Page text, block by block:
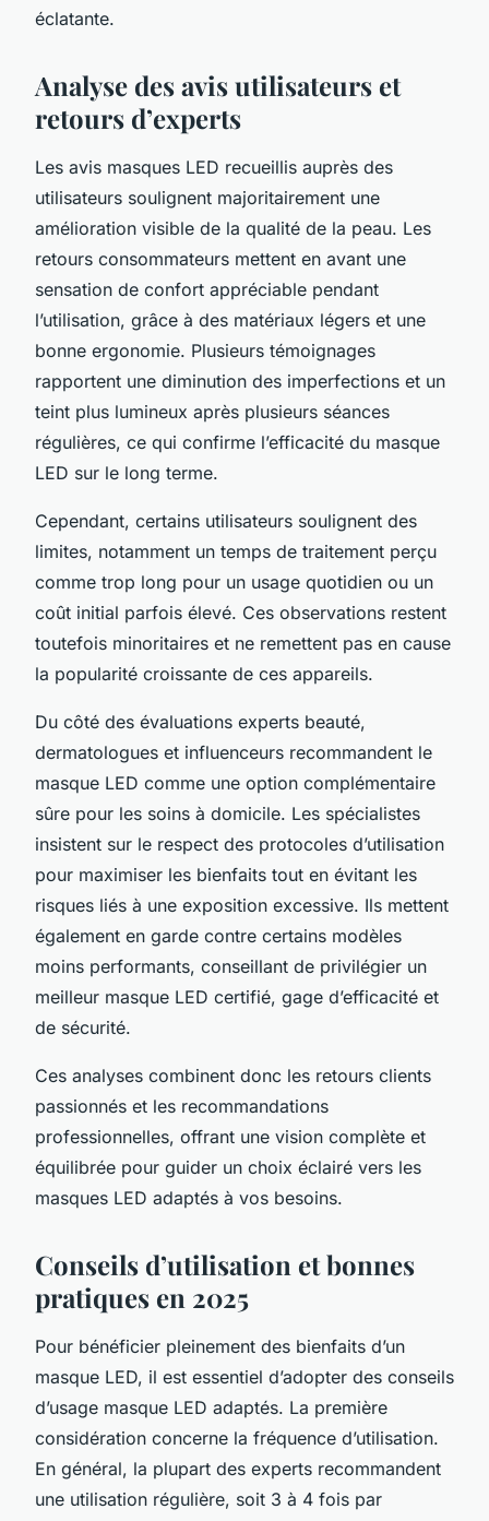
éclatante.
Analyse des avis utilisateurs et
retours d’experts
Les avis masques LED recueillis auprès des
utilisateurs soulignent majoritairement une
amélioration visible de la qualité de la peau. Les
retours consommateurs mettent en avant une
sensation de confort appréciable pendant
l’utilisation, grâce à des matériaux légers et une
bonne ergonomie. Plusieurs témoignages
rapportent une diminution des imperfections et un
teint plus lumineux après plusieurs séances
régulières, ce qui confirme l’efficacité du masque
LED sur le long terme.
Cependant, certains utilisateurs soulignent des
limites, notamment un temps de traitement perçu
comme trop long pour un usage quotidien ou un
coût initial parfois élevé. Ces observations restent
toutefois minoritaires et ne remettent pas en cause
la popularité croissante de ces appareils.
Du côté des évaluations experts beauté,
dermatologues et influenceurs recommandent le
masque LED comme une option complémentaire
sûre pour les soins à domicile. Les spécialistes
insistent sur le respect des protocoles d’utilisation
pour maximiser les bienfaits tout en évitant les
risques liés à une exposition excessive. Ils mettent
également en garde contre certains modèles
moins performants, conseillant de privilégier un
meilleur masque LED certifié, gage d’efficacité et
de sécurité.
Ces analyses combinent donc les retours clients
passionnés et les recommandations
professionnelles, offrant une vision complète et
équilibrée pour guider un choix éclairé vers les
masques LED adaptés à vos besoins.
Conseils d’utilisation et bonnes
pratiques en 2025
Pour bénéficier pleinement des bienfaits d’un
masque LED, il est essentiel d’adopter des conseils
d’usage masque LED adaptés. La première
considération concerne la fréquence d’utilisation.
En général, la plupart des experts recommandent
une utilisation régulière, soit 3 à 4 fois par